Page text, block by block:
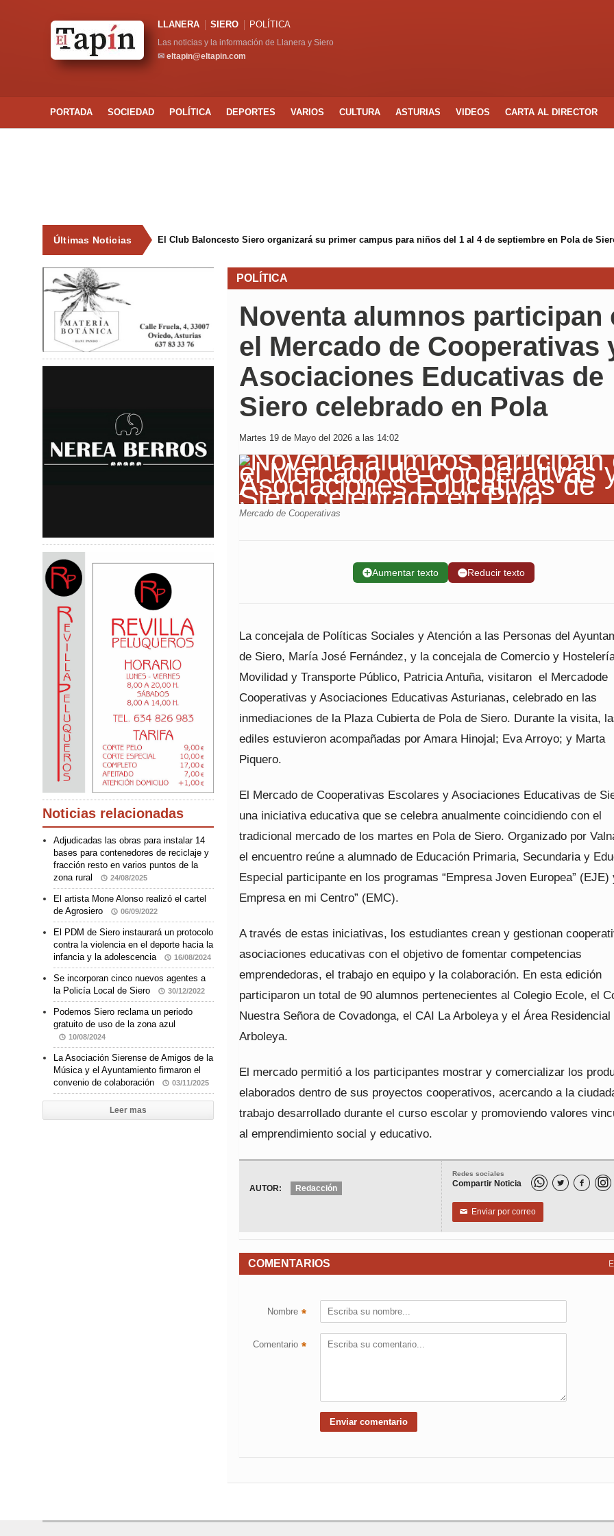
LLANERA SIERO POLÍTICA
Las noticias y la información de Llanera y Siero
✉ eltapin@eltapin.com
PORTADA SOCIEDAD POLÍTICA DEPORTES VARIOS CULTURA ASTURIAS VIDEOS CARTA AL DIRECTOR
Últimas Noticias El Club Baloncesto Siero organizará su primer campus para niños del 1 al 4 de septiembre en Pola de
POLÍTICA
Noventa alumnos participan
el Mercado de Cooperativas
Asociaciones Educativas de
Siero celebrado en Pola
Martes 19 de Mayo del 2026 a las 14:02
Mercado de Cooperativas
➕Aumentar texto ➖Reducir texto
La concejala de Políticas Sociales y Atención a las Personas del
de Siero, María José Fernández, y la concejala de Comercio y
Movilidad y Transporte Público, Patricia Antuña, visitaron el Mercadode
Cooperativas y Asociaciones Educativas Asturianas, celebrado en las
inmediaciones de la Plaza Cubierta de Pola de Siero. Durante la visita,
ediles estuvieron acompañadas por Amara Hinojal; Eva Arroyo; y Marta
Piquero.
El Mercado de Cooperativas Escolares y Asociaciones Educativas de
una iniciativa educativa que se celebra anualmente coincidiendo con el
tradicional mercado de los martes en Pola de Siero. Organizado por
el encuentro reúne a alumnado de Educación Primaria, Secundaria y
Especial participante en los programas “Empresa Joven Europea” (EJE)
Empresa en mi Centro” (EMC).
A través de estas iniciativas, los estudiantes crean y gestionan
asociaciones educativas con el objetivo de fomentar competencias
emprendedoras, el trabajo en equipo y la colaboración. En esta edición
participaron un total de 90 alumnos pertenecientes al Colegio Ecole, el
Nuestra Señora de Covadonga, el CAI La Arboleya y el Área Residencial
Arboleya.
El mercado permitió a los participantes mostrar y comercializar los
elaborados dentro de sus proyectos cooperativos, acercando a la
trabajo desarrollado durante el curso escolar y promoviendo valores
al emprendimiento social y educativo.
Redes sociales
Compartir Noticia  
✉ Enviar por correo
AUTOR: Redacción
COMENTARIOS
Nombre *
Comentario *
Noticias relacionadas
Adjudicadas las obras para instalar 14
bases para contenedores de reciclaje y
fracción resto en varios puntos de la
zona rural
24/08/2025
El artista Mone Alonso realizó el cartel
de Agrosiero
06/09/2022
El PDM de Siero instaurará un protocolo
contra la violencia en el deporte hacia la
infancia y la adolescencia
16/08/2024
Se incorporan cinco nuevos agentes a
la Policía Local de Siero
30/12/2022
Podemos Siero reclama un periodo
gratuito de uso de la zona azul
10/08/2024
La Asociación Sierense de Amigos de la
Música y el Ayuntamiento firmaron el
convenio de colaboración
03/11/2025
Leer mas